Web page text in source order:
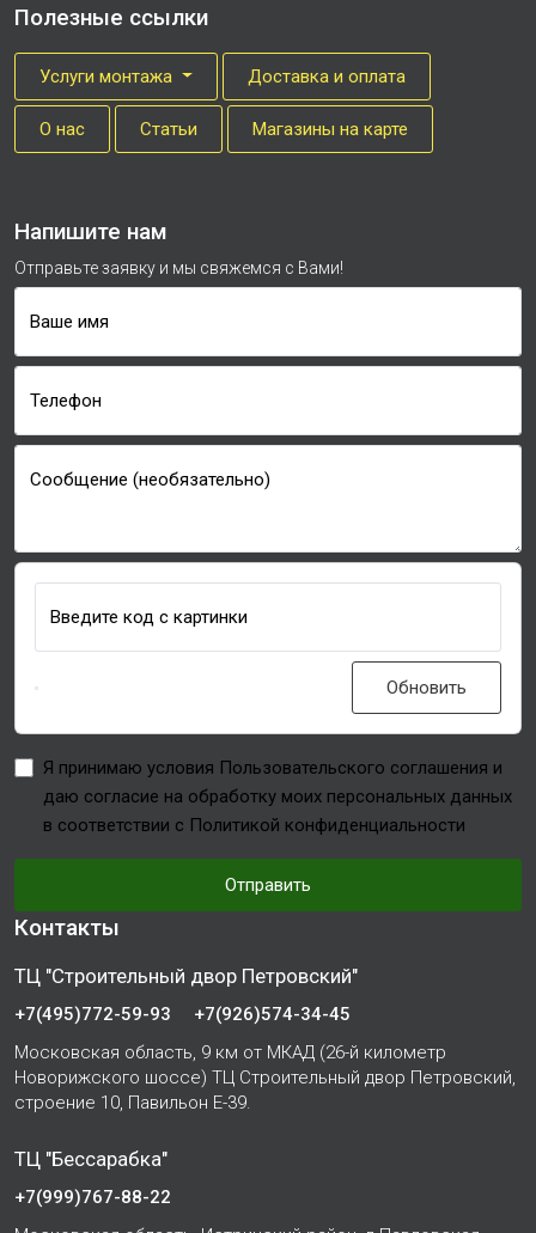
Полезные ссылки
Услуги монтажа Доставка и оплата
О нас Cтатьи Магазины на карте
Напишите нам
Отправьте заявку и мы свяжемся с Вами!
Ваше имя
Телефон
Сообщение (необязательно)
Введите код с картинки
Обновить
Я принимаю условия Пользовательского соглашения и
даю согласие на обработку моих персональных данных
в соответствии с Политикой конфиденциальности
Отправить
Контакты
ТЦ "Строительный двор Петровский"
+7(495)772-59-93
+7(926)574-34-45
Московская область, 9 км от МКАД (26-й километр
Новорижского шоссе) ТЦ Строительный двор Петровский,
строение 10, Павильон Е-39.
ТЦ "Бессарабка"
+7(999)767-88-22